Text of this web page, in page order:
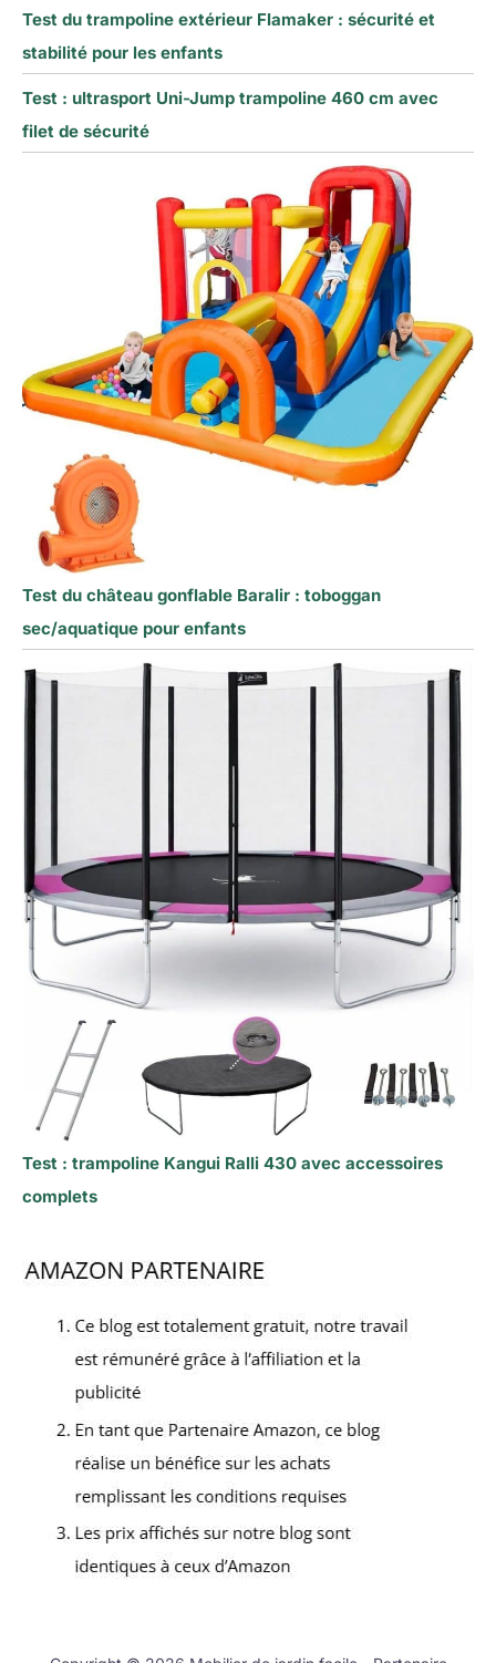
Test du trampoline extérieur Flamaker : sécurité et
stabilité pour les enfants
Test : ultrasport Uni-Jump trampoline 460 cm avec
filet de sécurité
Test du château gonflable Baralir : toboggan
sec/aquatique pour enfants
Test : trampoline Kangui Ralli 430 avec accessoires
complets